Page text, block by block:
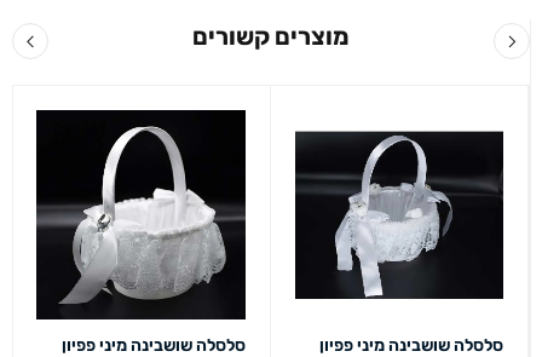
מוצרים קשורים
סלסלה שושבינה מיני פפיון
סלסלה שושבינה מיני פפיון